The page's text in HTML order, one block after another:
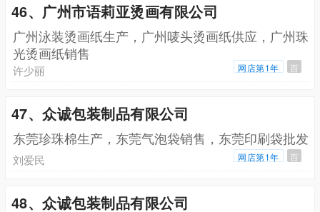
46、广州市语莉亚烫画有限公司
广州泳装烫画纸生产，广州唛头烫画纸供应，广州珠
光烫画纸销售
许少丽 网店第1年 百
47、众诚包装制品有限公司
东莞珍珠棉生产，东莞气泡袋销售，东莞印刷袋批发
刘爱民 网店第1年 百
48、众诚包装制品有限公司